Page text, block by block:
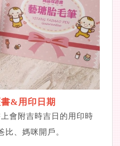
&用印日期
會附吉時吉日的用印時
比、媽咪開戶。